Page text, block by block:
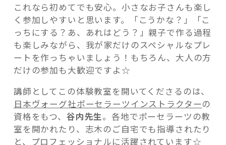
これなら初めてでも安心。小さなお子さんも楽し
く参加しやすいと思います。「こうかな？」「こ
っちにする？あ、あれはどう？」親子で作る過程
も楽しみながら、我が家だけのスペシャルなプレ
ートを作っちゃいましょう！もちろん、大人の方
だけの参加も大歓迎ですよ☆
講師としてこの体験教室を開いてくださるのは、
日本ヴォーグ社ポーセラーツインストラクターの
資格をもつ、 谷内先生。各地でポーセラーツの教
室を開かれたり、志木のご自宅でも指導されたり
と、プロフェッショナルに活躍されています☆